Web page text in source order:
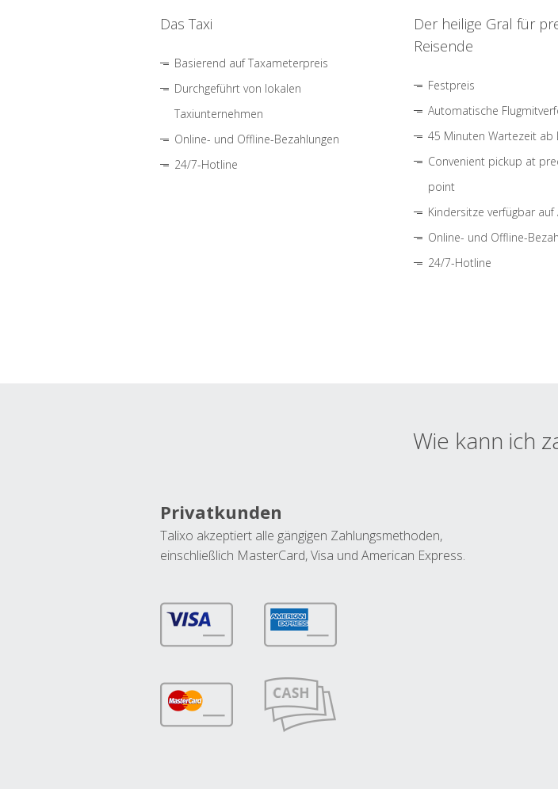
Das Taxi
Basierend auf Taxameterpreis
Durchgeführt von lokalen
Taxiunternehmen
Online- und Offline-Bezahlungen
24/7-Hotline
Der heilige Gral für
Reisende
Festpreis
Automatische
45 Minuten Wartezeit ab
Convenient pickup at
point
Kindersitze verfügbar auf
Online- und Offline-
24/7-Hotline
Wie kann ich
Privatkunden
Talixo akzeptiert alle gängigen Zahlungsmethoden,
einschließlich MasterCard, Visa und American Express.